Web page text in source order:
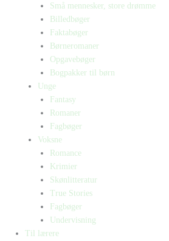
Små mennesker, store drømme
Billedbøger
Faktabøger
Børneromaner
Opgavebøger
Bogpakker til børn
Unge
Fantasy
Romaner
Fagbøger
Voksne
Romance
Krimier
Skønlitteratur
True Stories
Fagbøger
Undervisning
Til lærere